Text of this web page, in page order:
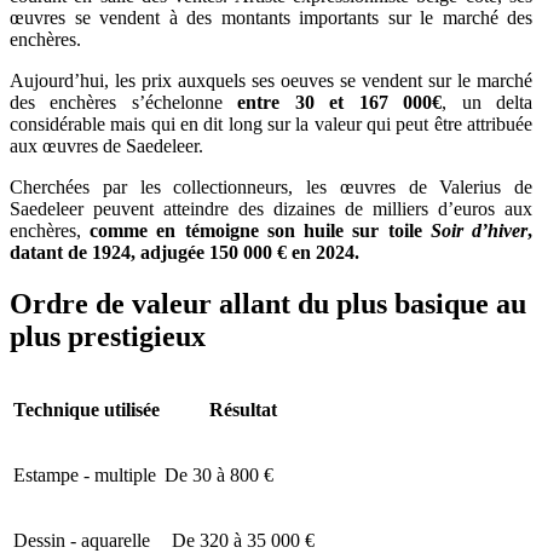
œuvres se vendent à des montants importants sur le marché des
enchères.
Aujourd’hui, les prix auxquels ses oeuves se vendent sur le marché
des enchères s’échelonneentre 30 et 167 000€, un delta
considérable mais qui en dit long sur la valeur qui peut être attribuée
aux œuvres de Saedeleer.
Cherchées par les collectionneurs, les œuvres de Valerius de
Saedeleer peuvent atteindre des dizaines de milliers d’euros aux
enchères,comme en témoigne son huile sur toile Soir d’hiver,
datant de 1924, adjugée 150 000 € en 2024.
Ordre de valeur allant du plus basique au
plus prestigieux
Technique utilisée Résultat
Estampe - multiple De 30 à 800 €
Dessin - aquarelle De 320 à 35 000 €